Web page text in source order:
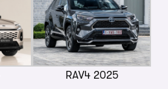
RAV4 2025